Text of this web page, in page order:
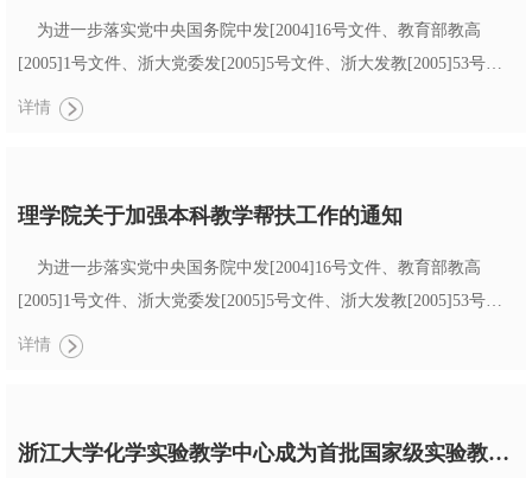
为进一步落实党中央国务院中发[2004]16号文件、教育部教高
[2005]1号文件、浙大党委发[2005]5号文件、浙大发教[2005]53号文
件精神，进一步加强全院教师的教书育人意识、鼓励先进、提高教
奖教...
详情
理学院关于加强本科教学帮扶工作的通知
为进一步落实党中央国务院中发[2004]16号文件、教育部教高
[2005]1号文件、浙大党委发[2005]5号文件、浙大发教[2005]53号文
件精神，进一步提高课堂教学水平，根据院督导工作会议、教学工
下： a、 自我...
详情
浙江大学化学实验教学中心成为首批国家级实验教学示范中心之一